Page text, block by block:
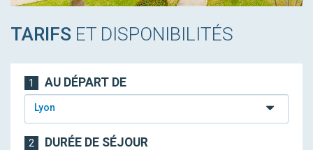
TARIFS ET DISPONIBILITÉS
1 AU DÉPART DE
Lyon
2 DURÉE DE SÉJOUR